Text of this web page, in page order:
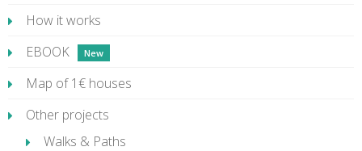
How it works
EBOOK
Map of 1€ houses
Other projects
Walks & Paths